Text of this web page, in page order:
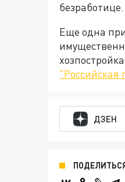
безработице.
Еще одна
"Российская
ДЗЕН